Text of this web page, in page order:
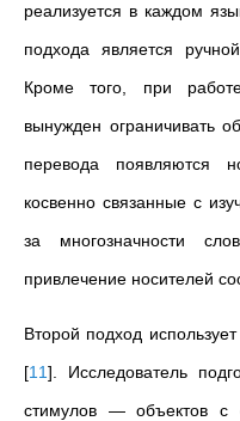
реализуется в каждом
подхода является
Кроме того, при
вынужден ограничивать
перевода появляются
косвенно связанные с
за многозначности
привлечение носителей
Второй подход
[11] . Исследователь
стимулов —объектов с